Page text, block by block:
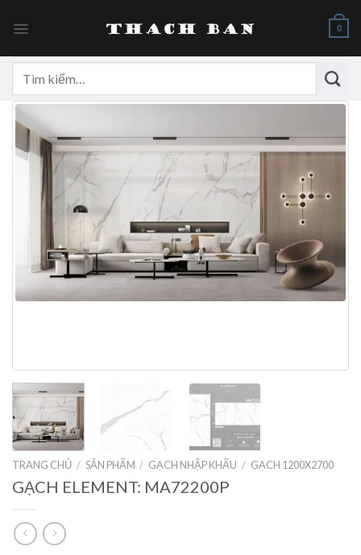
0
kiếm:
TRANG CHỦ / SẢN PHẨM / GẠCH NHẬP KHẨU / GẠCH 1200X2700
GẠCH ELEMENT: MA72200P